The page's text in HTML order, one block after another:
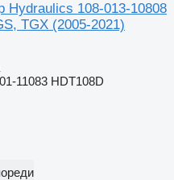
Hydraulics 108-013-10808
TGX (2005-2021)
11083 HDT108D